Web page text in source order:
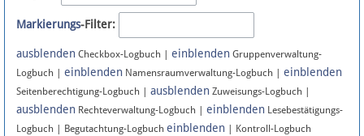
Bluesky
Facebook
Instagram
Markierungs-Filter:
ausblenden Checkbox-Logbuch | einblenden Gruppenverwaltung-
Logbuch | einblenden Namensraumverwaltung-Logbuch | einblenden
Seitenberechtigung-Logbuch | ausblenden Zuweisungs-Logbuch |
ausblenden Rechteverwaltung-Logbuch | einblenden Lesebestätigungs-
Logbuch | Begutachtung-Logbuch einblenden | Kontroll-Logbuch